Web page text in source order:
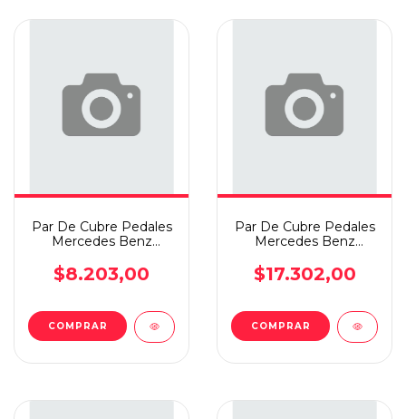
Par De Cubre Pedales
Mercedes Benz
$8.203,00
Par De Cubre Pedales
Mercedes Benz
$17.302,00